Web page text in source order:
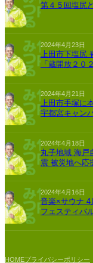
第４５回塩尻
2024年4月23日
上田市下塩尻
「蔵開放２０
2024年4月21日
上田市手塚に
宇都宮キャン
2024年4月18日
丸子地域 海戸
震 被災地へ応
2024年4月16日
音楽×サウナ 4
フェスティバ
HOMEプライバシーポリシー